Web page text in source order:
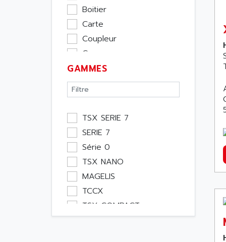
Boitier
Carte
Coupleur
Cpu
Ecran
Entrée / Sortie
Memoire
Module Métier
Moteur
Pupitre Opérateur
Rack
Etude
Software
Variateur
Actif
GAMMES
TSX SERIE 7
SERIE 7
Série 0
TSX NANO
MAGELIS
TCCX
TSX COMPACT
TSX21